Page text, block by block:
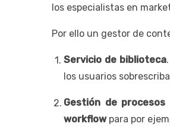
los especialistas en
Por ello un gestor de
Servicio de biblioteca
los usuarios
Gestión de procesos
workflowpara por